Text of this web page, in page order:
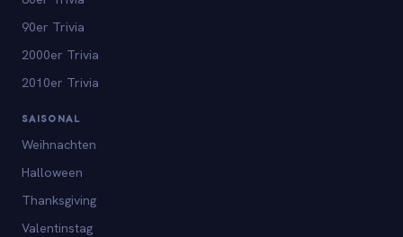
90er Trivia
2000er Trivia
2010er Trivia
SAISONAL
Weihnachten
Halloween
Thanksgiving
Valentinstag